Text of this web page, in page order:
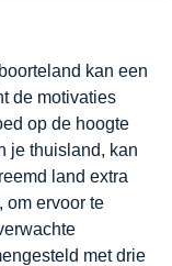
kan een
de motivaties
op de hoogte
je thuisland, kan
land extra
om ervoor te
met drie